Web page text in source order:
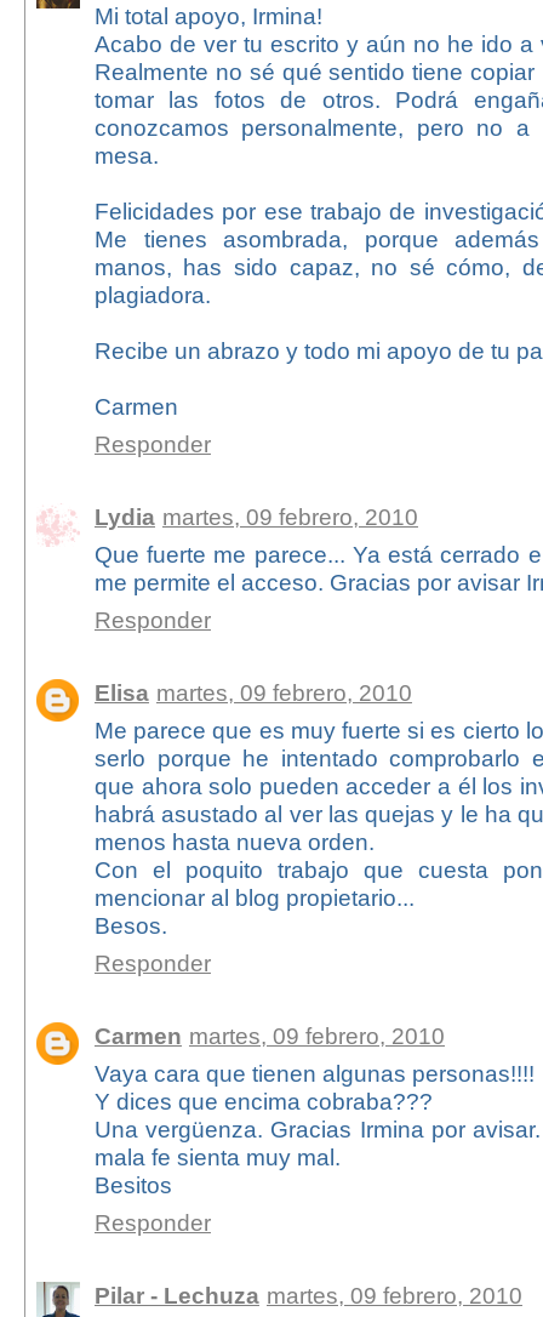
Mi total apoyo, Irmina!
Acabo de ver tu escrito y aún no he ido a
Realmente no sé qué sentido tiene
tomar las fotos de otros. Podrá
conozcamos personalmente, pero no
mesa.
Felicidades por ese trabajo de
Me tienes asombrada, porque
manos, has sido capaz, no sé cómo,
plagiadora.
Recibe un abrazo y todo mi apoyo de tu
Carmen
Responder
Lydia martes, 09 febrero, 2010
Que fuerte me parece... Ya está cerrado
me permite el acceso. Gracias por avisar
Responder
Elisa martes, 09 febrero, 2010
Me parece que es muy fuerte si es cierto
serlo porque he intentado comprobarlo
que ahora solo pueden acceder a él los
habrá asustado al ver las quejas y le ha
menos hasta nueva orden.
Con el poquito trabajo que cuesta
mencionar al blog propietario...
Besos.
Responder
Carmen martes, 09 febrero, 2010
Vaya cara que tienen algunas personas!!!!
Y dices que encima cobraba???
Una vergüenza. Gracias Irmina por
mala fe sienta muy mal.
Besitos
Responder
Pilar - Lechuza martes, 09 febrero, 2010